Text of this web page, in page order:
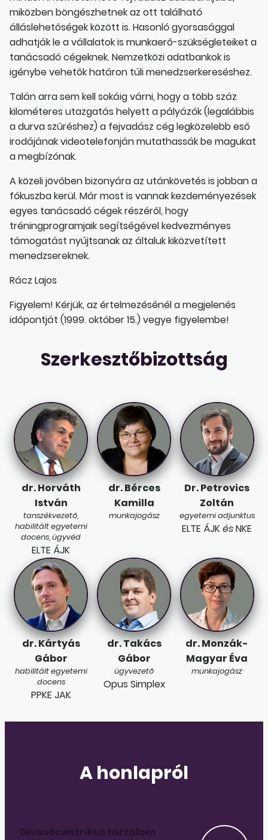
miközben böngészhetnek az ott található
álláslehetőségek között is. Hasonló gyorsasággal
adhatják le a vállalatok is munkaerő-szükségleteiket a
tanácsadó cégeknek. Nemzetközi adatbankok is
igénybe vehetők határon túli menedzserkereséshez.
Talán arra sem kell sokáig várni, hogy a több száz
kilométeres utazgatás helyett a pályázók (legalábbis
a durva szűréshez) a fejvadász cég legközelebb eső
irodájának videotelefonján mutathassák be magukat
a megbízónak.
A közeli jövőben bizonyára az utánkövetés is jobban a
fókuszba kerül. Már most is vannak kezdeményezések
egyes tanácsadó cégek részéről, hogy
tréningprogramjaik segítségével kedvezményes
támogatást nyújtsanak az általuk kiközvetített
menedzsereknek.
Rácz Lajos
Figyelem! Kérjük, az értelmezésénél a megjelenés
időpontját (1999. október 15.) vegye figyelembe!
Szerkesztőbizottság
dr. Horváth
István
tanszékvezető,
habilitált egyetemi
docens, ügyvéd
ELTE ÁJK
dr. Bérces
Kamilla
munkajogász
Dr. Petrovics
Zoltán
egyetemi adjunktus
ELTE ÁJKésNKE
dr. Kártyás
Gábor
habilitált egyetemi
docens
PPKE JAK
dr. Takács
Gábor
ügyvezető
Opus Simplex
dr. Monzák-
Magyar Éva
munkajogász
A honlapról
Olvasócentrikus tartalom